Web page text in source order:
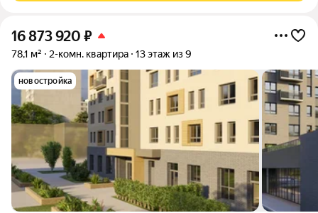
16 873 920 ₽
78,1 м² 2-комн. квартира 13 этаж из 9
новостройка